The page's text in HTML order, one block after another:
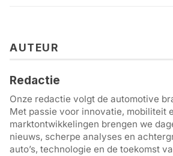
AUTEUR
Redactie
Onze redactie volgt de automotive
Met passie voor innovatie, mobiliteit
marktontwikkelingen brengen we
nieuws, scherpe analyses en
auto’s, technologie en de toekomst